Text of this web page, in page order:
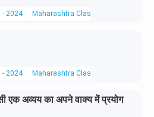
- 2024 Maharashtra Class X Board
- 2024 Maharashtra Class X Board
एक अव्यय का अपने वाक्य में प्रयोग